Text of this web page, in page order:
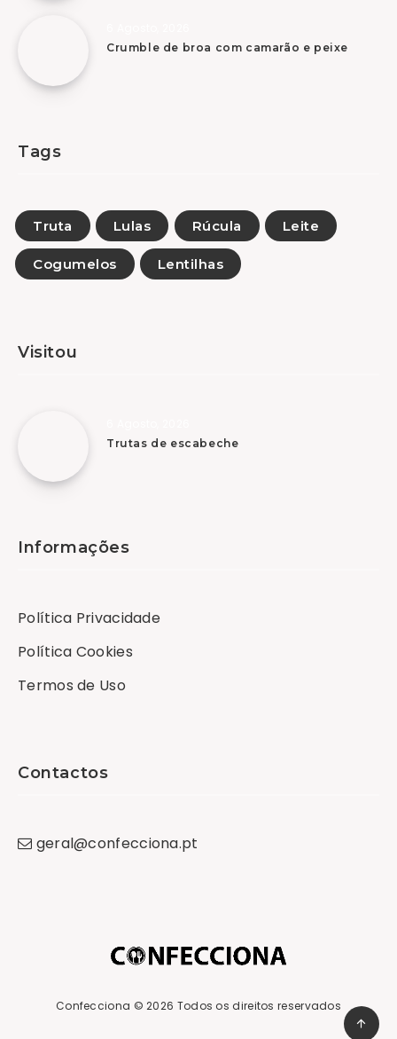
Crumble de broa com camarão e peixe
Tags
Truta Lulas Rúcula Leite
Cogumelos Lentilhas
Visitou
Trutas de escabeche
Informações
Política Privacidade
Política Cookies
Termos de Uso
Contactos
geral@confecciona.pt
Confecciona © 2026 Todos os direitos reservados